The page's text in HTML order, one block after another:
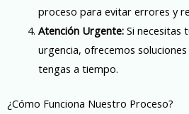
proceso para evitar errores y
Atención Urgente:Si necesitas
urgencia, ofrecemos
tengas a tiempo.
¿Cómo Funciona Nuestro Proceso?